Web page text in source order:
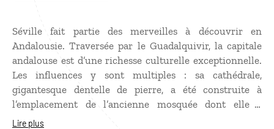
Séville fait partie des merveilles à découvrir en
Andalousie. Traversée par le Guadalquivir, la capitale
andalouse est d’une richesse culturelle exceptionnelle.
Les influences y sont multiples : sa cathédrale,
gigantesque dentelle de pierre, a été construite à
l’emplacement de l’ancienne mosquée dont elle a
conservé le minaret, la fameuse Giralda. Décor des
Lire plus